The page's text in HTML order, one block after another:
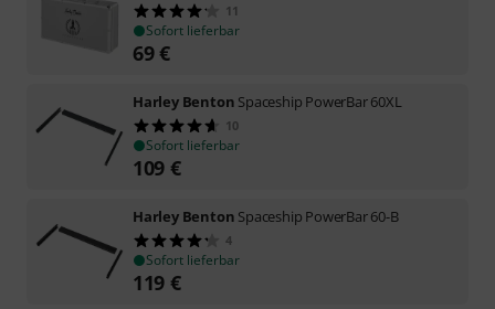
11
Sofort lieferbar
69€
Harley Benton Spaceship PowerBar 60XL
10
Sofort lieferbar
109 €
Harley Benton Spaceship PowerBar 60-B
4
Sofort lieferbar
119 €